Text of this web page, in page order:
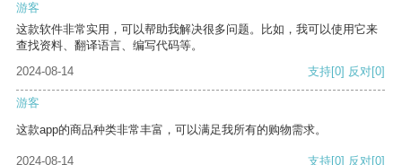
游客
这款软件非常实用，可以帮助我解决很多问题。比如，我可以使用它来
查找资料、翻译语言、编写代码等。
2024-08-14
支持[0] 反对[0]
游客
这款app的商品种类非常丰富，可以满足我所有的购物需求。
2024-08-14 支持[0] 反对[0]